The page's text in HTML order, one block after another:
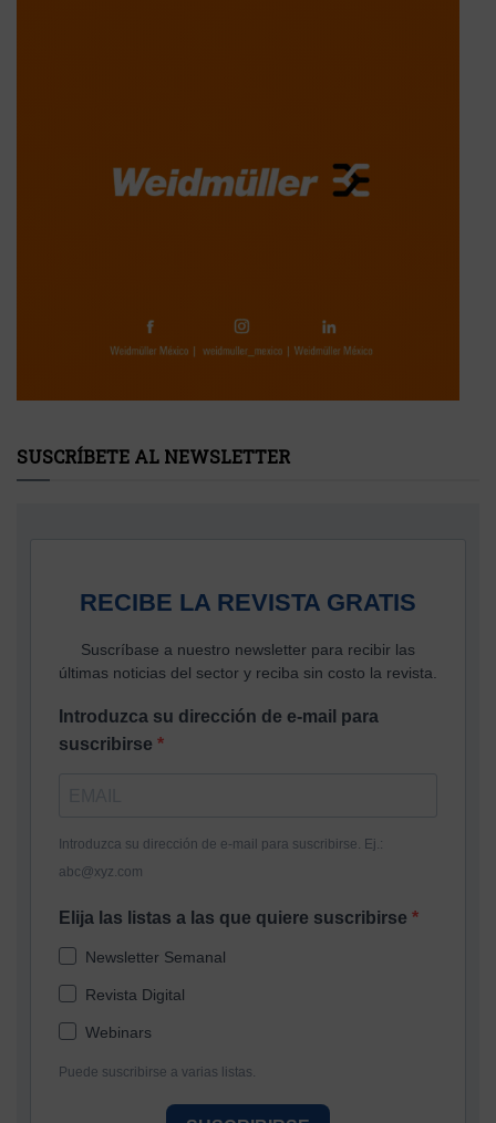
SUSCRÍBETE AL NEWSLETTER
RECIBE LA REVISTA GRATIS
Suscríbase a nuestro newsletter para recibir las
últimas noticias del sector y reciba sin costo la revista.
Introduzca su dirección de e-mail para
suscribirse
Introduzca su dirección de e-mail para suscribirse. Ej.:
abc@xyz.com
Elija las listas a las que quiere suscribirse
Newsletter Semanal
Revista Digital
Webinars
Puede suscribirse a varias listas.